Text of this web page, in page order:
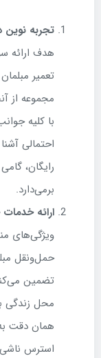
تجربه نوین
هدف ارائه
تعمیر
مجموعه از
با کلیه
احتمالی
رایگان،
برمی‌دارد.
ارائه
ویژگی‌های
حمل‌ونقل
تضمین
محل زندگی
همان دقت
استرس